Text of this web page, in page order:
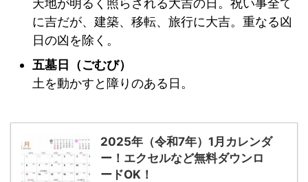
に吉だが、建築、移転、旅行に大吉。重なる凶
日の凶を除く。
五墓日（ごむび）
土を動かすと障りのある日。
2025年（令和7年）1月カレンダ
ー！エクセルなど無料ダウンロ
ードOK！